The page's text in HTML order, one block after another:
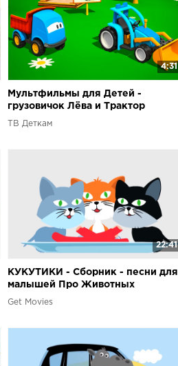
4:31
Мультфильмы для Детей -
грузовичок Лёва и Трактор
ТВ Деткам
22:41
КУКУТИКИ - Сборник - песни для
малышей Про Животных
Get Movies